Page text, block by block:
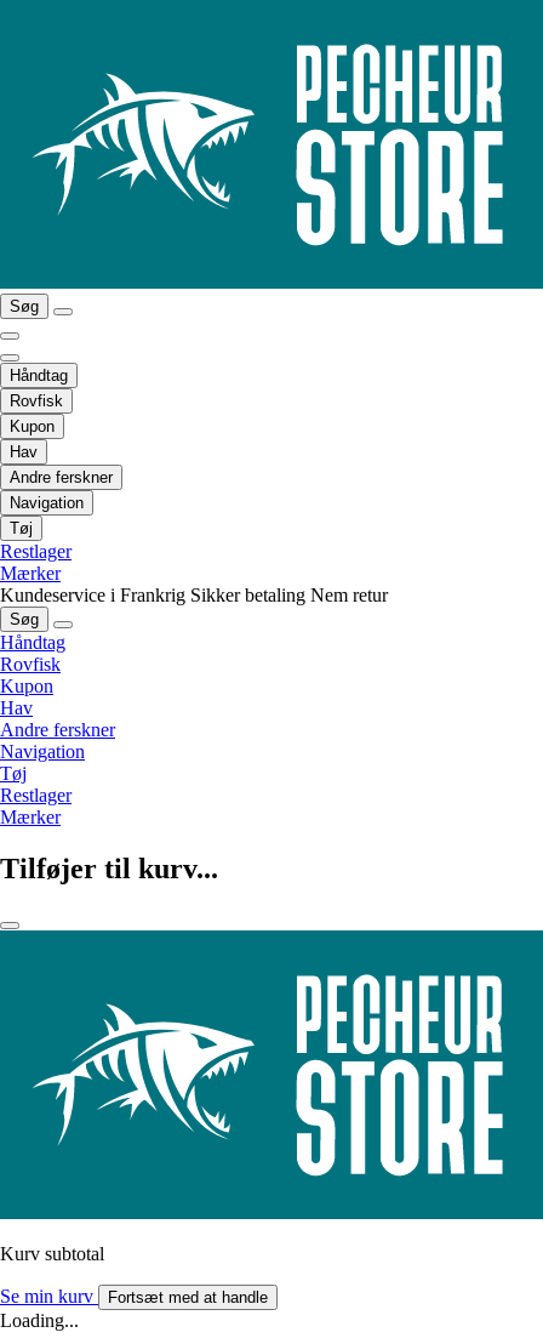
Søg
Håndtag
Rovfisk
Kupon
Hav
Andre ferskner
Navigation
Tøj
Restlager
Mærker
Kundeservice i Frankrig Sikker betaling Nem retur
Søg
Håndtag
Rovfisk
Kupon
Hav
Andre ferskner
Navigation
Tøj
Restlager
Mærker
Tilføjer til kurv...
Kurv subtotal
Se min kurv Fortsæt med at handle
Loading...